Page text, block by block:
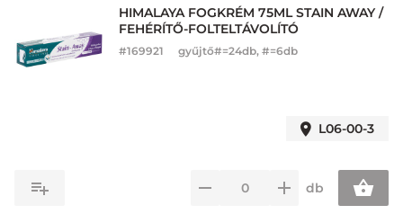
HIMALAYA FOGKRÉM 75ML STAIN AWAY /
FEHÉRÍTŐ-FOLTELTÁVOLÍTÓ
#169921 gyűjtő#=24db, #=6db
L06-00-3
db